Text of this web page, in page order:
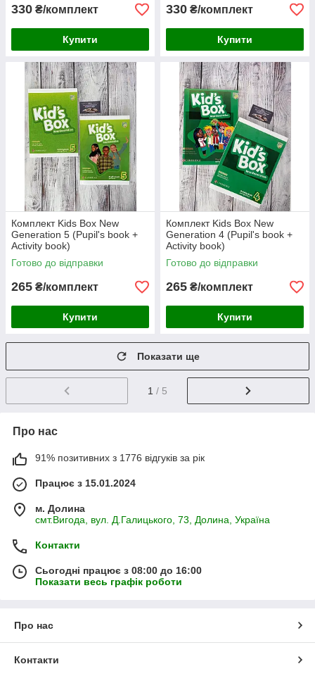
330 ₴/комплект
Купити
330 ₴/комплект
Купити
Комплект Kids Box New
Generation 5 (Pupil's book +
Activity book)
Готово до відправки
265 ₴/комплект
Купити
Комплект Kids Box New
Generation 4 (Pupil's book +
Activity book)
Готово до відправки
265 ₴/комплект
Купити
Показати ще
1 / 5
Про нас
91% позитивних з 1776 відгуків за рік
Працює з 15.01.2024
м. Долина
смт.Вигода, вул. Д.Галицького, 73, Долина, Україна
Контакти
Сьогодні працює з 08:00 до 16:00
Показати весь графік роботи
Про нас
Контакти